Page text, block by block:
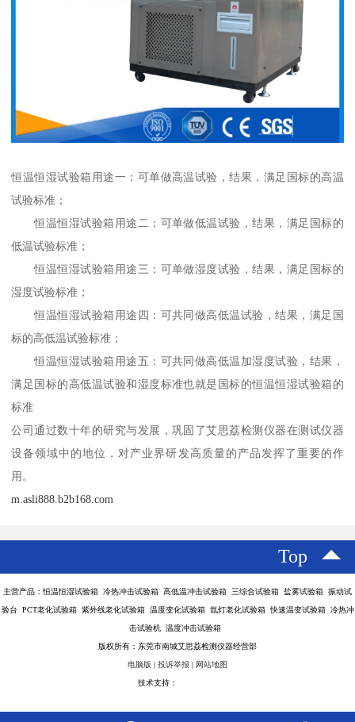
恒温恒湿试验箱用途一：可单做高温试验，结果，满足国标的高温
试验标准；
恒温恒湿试验箱用途二：可单做低温试验，结果，满足国标的
低温试验标准；
恒温恒湿试验箱用途三：可单做湿度试验，结果，满足国标的
湿度试验标准；
恒温恒湿试验箱用途四：可共同做高低温试验，结果，满足国
标的高低温试验标准；
恒温恒湿试验箱用途五：可共同做高低温加湿度试验，结果，
满足国标的高低温试验和湿度标准也就是国标的恒温恒湿试验箱的
标准
公司通过数十年的研究与发展，巩固了艾思荔检测仪器在测试仪器
设备领域中的地位，对产业界研发高质量的产品发挥了重要的作
用。
m.asli888.b2b168.com
Top
主营产品：恒温恒湿试验箱 冷热冲击试验箱 高低温冲击试验箱 三综合试验箱 盐雾试验箱 振动试
验台 PCT老化试验箱 紫外线老化试验箱 温度变化试验箱 氙灯老化试验箱 快速温变试验箱 冷热冲
击试验机 温度冲击试验箱
版权所有：东莞市南城艾思荔检测仪器经营部
电脑版 | 投诉举报 | 网站地图
技术支持：